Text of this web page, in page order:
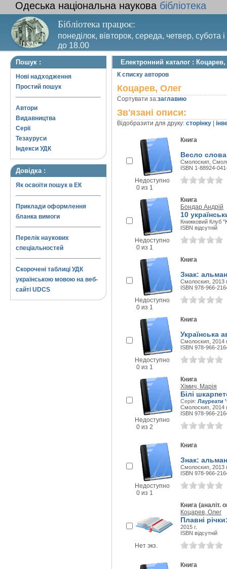
Одеська національна наукова бібліотека
Бібліотека працює:
понеділок, вівторок, середа, четвер, субота
до 18.00
Вихідний день – п’ятниця. Останній четвер
Пошук :
Нові надходження
Простий пошук
Автори
Видавництва
Серії
Тезауруси
Індекси УДК
Довідка :
Як освоїти пошук в ЕК
Приклади оформлення
бланка вимоги
Перелік наукових
спеціальностей
Скорочені таблиці УДК
українською мовою на веб-
сайті UDCS
Електронний каталог :
К списку авторов
Коцарев, Олег
Сортувати за:заглавию
Зв'язані описи:
Відобразити для друку: сторінку
Недоступно
0 из 1
Книга
Весло
Смолоскип,
ISBN 1-88924-
Недоступно
0 из 1
Книга
Бондар Андрій
10
Книжковий Клуб
ISBN відсутній
Недоступно
0 из 1
Книга
Знак:
Смолоскип, 2013
ISBN 978-966-
Недоступно
0 из 1
Книга
Українська
Смолоскип, 2014
ISBN 978-966-
Недоступно
0 из 2
Книга
Хімич, Марія
Білі
Серія: Лауреати
Смолоскип, 2014
ISBN 978-966-
Недоступно
0 из 1
Книга
Знак:
Смолоскип, 2013
ISBN 978-966-
Нет экз.
Книга (аналіт.
Коцарев, Олег
Плавні
2015 г.
ISBN відсутній
Книга